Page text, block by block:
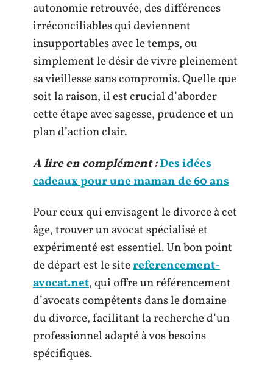
autonomie retrouvée, des différences
irréconciliables qui deviennent
insupportables avec le temps, ou
simplement le désir de vivre pleinement
sa vieillesse sans compromis. Quelle que
soit la raison, il est crucial d’aborder
cette étape avec sagesse, prudence et un
plan d’action clair.
A lire en complément :Des idées
cadeaux pour une maman de 60 ans
Pour ceux qui envisagent le divorce à cet
âge, trouver un avocat spécialisé et
expérimenté est essentiel. Un bon point
de départ est le sitereferencement-
avocat.net, qui offre un référencement
d’avocats compétents dans le domaine
du divorce, facilitant la recherche d’un
professionnel adapté à vos besoins
spécifiques.